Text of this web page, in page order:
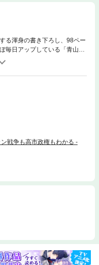
る渾身の書き下ろし、98ペー
毎日アップしている「青山繁
」。現在までに延べ800本強
回以上は視聴され、最大では
いう“お化け”コンテンツであ
作を100本ほど厳選したも
にもズバリ回答しており、痛
には、専用アプリ（二次元
の載った画像を二次元コード
みづらい場合は、表示画像を
調整してから再度お試しくだ
やま・しげはる）作家。衆議
員集団「護る会」（日本の尊
部卒業。共同通信社で特ダネ
独立総合研究所（独研）を設
選に自由民主党公認で全国
の令和８（2026）年、衆院選
『平成紀』（幻冬舎文庫）や
ションは、『絶望を撃つ』
、小説は、『やさしく夜想の
戦争も高市政権もわかる -